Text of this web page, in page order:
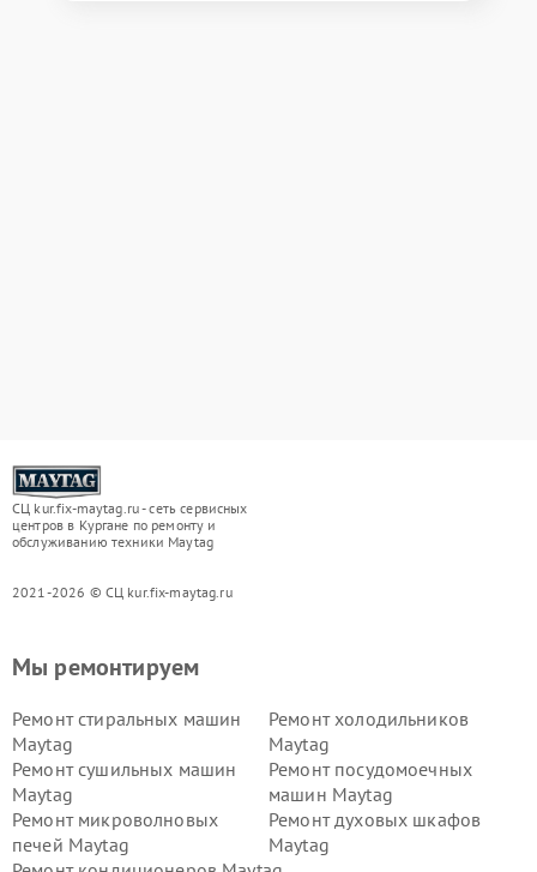
СЦ kur.fix-maytag.ru - сеть сервисных
центров в Кургане по ремонту и
обслуживанию техники Maytag
2021-2026 © СЦ kur.fix-maytag.ru
Мы ремонтируем
Ремонт стиральных машин
Maytag
Ремонт холодильников
Maytag
Ремонт сушильных машин
Maytag
Ремонт посудомоечных
машин Maytag
Ремонт микроволновых
печей Maytag
Ремонт духовых шкафов
Maytag